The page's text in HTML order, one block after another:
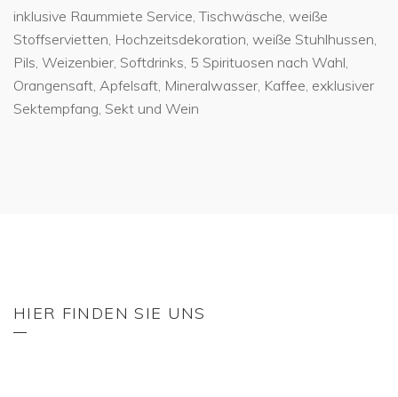
inklusive Raummiete Service, Tischwäsche, weiße
Stoffservietten, Hochzeitsdekoration, weiße Stuhlhussen,
Pils, Weizenbier, Softdrinks, 5 Spirituosen nach Wahl,
Orangensaft, Apfelsaft, Mineralwasser, Kaffee, exklusiver
Sektempfang, Sekt und Wein
HIER FINDEN SIE UNS